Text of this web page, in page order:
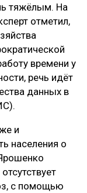
тяжёлым. На
отметил,
времени у
речь идёт
данных в
и
населения о
с помощью